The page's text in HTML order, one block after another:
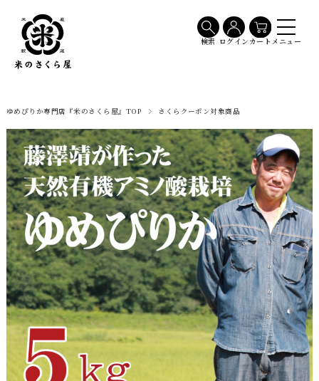
検索 ログイン カート メニュー
ゆめぴりか専門店『米のさくら屋』TOP さくらクーポン対象商品